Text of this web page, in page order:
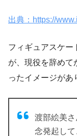
出典：https://
フィギュアスケー
が、現役を辞めて
ったイメージがあ
渡部絵美
念発起 し